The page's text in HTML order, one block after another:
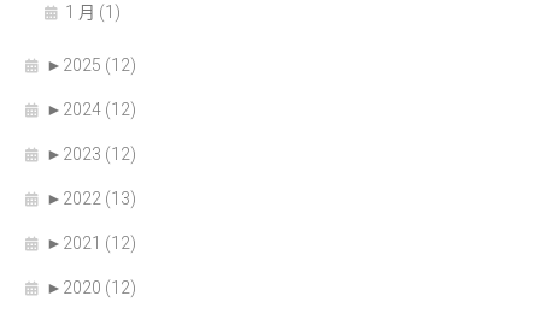
1 月 (1)
► 2025 (12)
► 2024 (12)
► 2023 (12)
► 2022 (13)
► 2021 (12)
► 2020 (12)